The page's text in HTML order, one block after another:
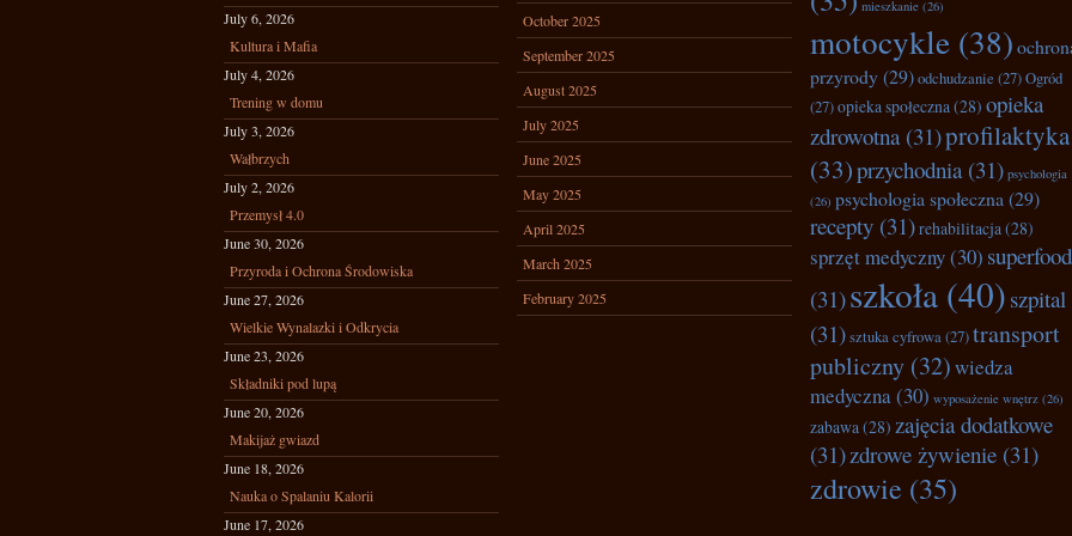
July 6, 2026
Kultura i Mafia
July 4, 2026
Trening w domu
July 3, 2026
Wałbrzych
July 2, 2026
Przemysł 4.0
June 30, 2026
Przyroda i Ochrona Środowiska
June 27, 2026
Wielkie Wynalazki i Odkrycia
June 23, 2026
Składniki pod lupą
June 20, 2026
Makijaż gwiazd
June 18, 2026
Nauka o Spalaniu Kalorii
June 17, 2026
October 2025
September 2025
August 2025
July 2025
June 2025
May 2025
April 2025
March 2025
February 2025
mieszkanie (26)
motocykle (38)
przyrody(29)odchudzanie (27)Ogród
(27)opieka społeczna(28) opieka
zdrowotna(31)profilaktyka
(33)przychodnia(31) psychologia
(26) psychologia społeczna (29)
recepty (31)rehabilitacja(28)
sprzęt medyczny(30)
(31)szkoła (40) szpital
(31)sztuka cyfrowa(27)transport
publiczny (32)wiedza
medyczna(30) wyposażenie wnętrz (26)
zabawa(28) zajęcia dodatkowe
(31)zdrowe żywienie (31)
zdrowie (35)